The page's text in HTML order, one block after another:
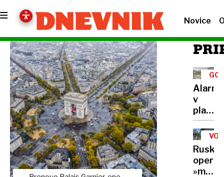
Novice
Alarm
v
kočah:
»Če
bo
šlo
tako
V
Ruska